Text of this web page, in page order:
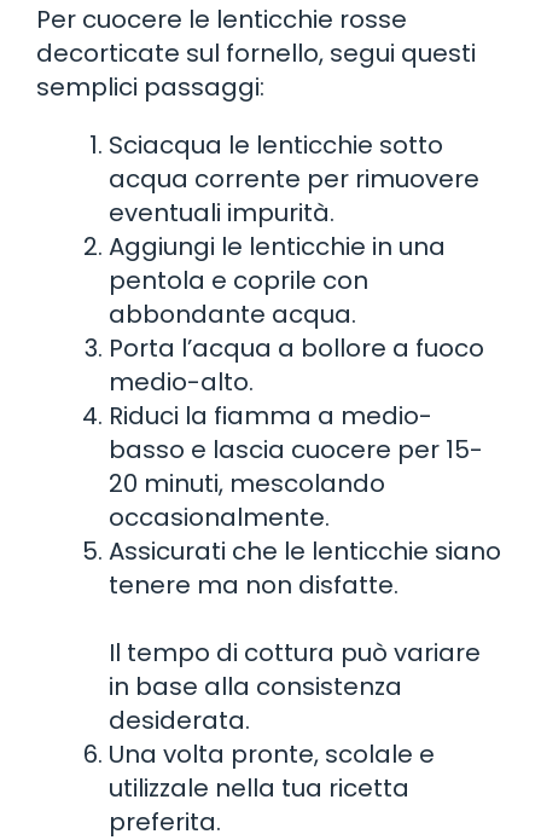
Per cuocere le lenticchie rosse
decorticate sul fornello, segui questi
semplici passaggi:
Sciacqua le lenticchie sotto
acqua corrente per rimuovere
eventuali impurità.
Aggiungi le lenticchie in una
pentola e coprile con
abbondante acqua.
Porta l’acqua a bollore a fuoco
medio-alto.
Riduci la fiamma a medio-
basso e lascia cuocere per 15-
20 minuti, mescolando
occasionalmente.
Assicurati che le lenticchie siano
tenere ma non disfatte.
Il tempo di cottura può variare
in base alla consistenza
desiderata.
Una volta pronte, scolale e
utilizzale nella tua ricetta
preferita.